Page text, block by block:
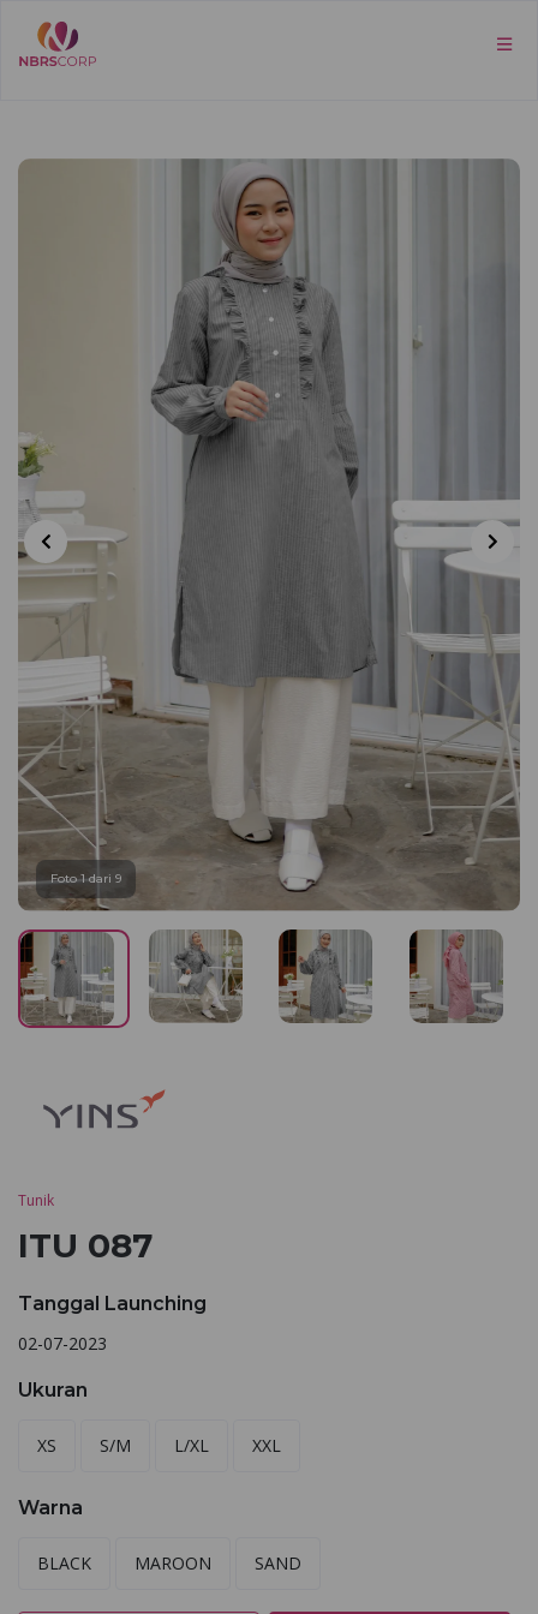
Foto 1 dari 9
Tunik
ITU 087
Tanggal Launching
02-07-2023
Ukuran
XS S/M L/XL XXL
Warna
BLACK MAROON SAND